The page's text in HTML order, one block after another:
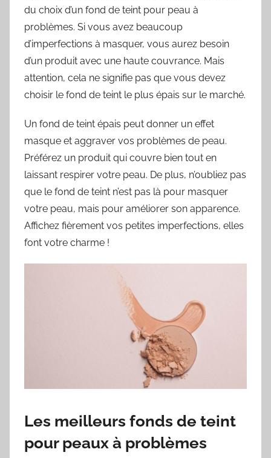
du choix d’un fond de teint pour peau à
problèmes. Si vous avez beaucoup
d’imperfections à masquer, vous aurez besoin
d’un produit avec une haute couvrance. Mais
attention, cela ne signifie pas que vous devez
choisir le fond de teint le plus épais sur le marché.
Un fond de teint épais peut donner un effet
masque et aggraver vos problèmes de peau.
Préférez un produit qui couvre bien tout en
laissant respirer votre peau. De plus, n’oubliez pas
que le fond de teint n’est pas là pour masquer
votre peau, mais pour améliorer son apparence.
Affichez fièrement vos petites imperfections, elles
font votre charme !
Les meilleurs fonds de teint
pour peaux à problèmes